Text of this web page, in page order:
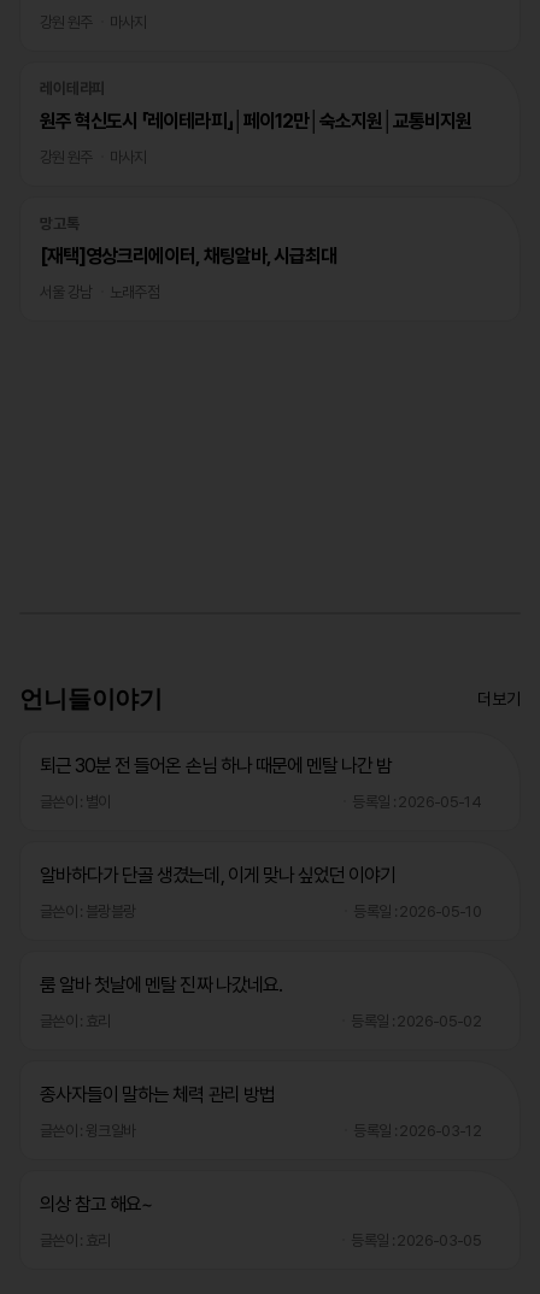
강원 원주 마사지
레이테라피
원주 혁신도시 「레이테라피」│페이12만│숙소지원│교통비지원
강원 원주 마사지
망고톡
[재택]영상크리에이터, 채팅알바, 시급최대
서울 강남 노래주점
언니들이야기 더보기
퇴근 30분 전 들어온 손님 하나 때문에 멘탈 나간 밤
글쓴이 : 별이 등록일 : 2026-05-14
알바하다가 단골 생겼는데, 이게 맞나 싶었던 이야기
글쓴이 : 블랑블랑 등록일 : 2026-05-10
룸 알바 첫날에 멘탈 진짜 나갔네요.
글쓴이 : 효리 등록일 : 2026-05-02
종사자들이 말하는 체력 관리 방법
글쓴이 : 윙크알바 등록일 : 2026-03-12
의상 참고 해요~
글쓴이 : 효리 등록일 : 2026-03-05